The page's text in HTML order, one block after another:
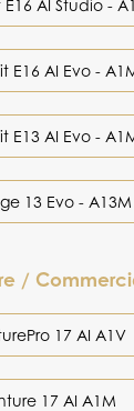
E16 AI Studio -
E16 AI Evo -
E13 AI Evo -
13 Evo - A13M
/
17 AI A1V
17 AI A1M